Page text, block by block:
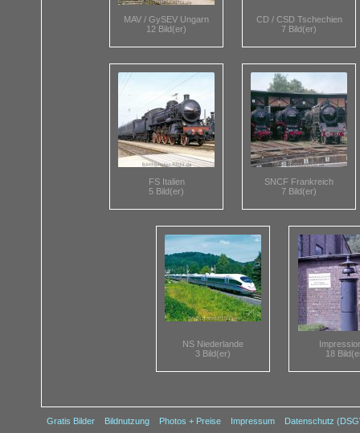
MAV / GySEV Ungarn
12 Bild(er)
CD / CSD Tschechien
7 Bild(er)
FS Italien
5 Bild(er)
SNCF Frankreich
7 Bild(er)
NS Niederlande
3 Bild(er)
18
Gratis Bilder Bildnutzung Photos + Preise Impressum Datenschutz